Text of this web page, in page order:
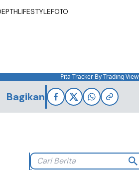
LIFESTYLEFOTO
Pita Tracker By Trading View
Bagikan